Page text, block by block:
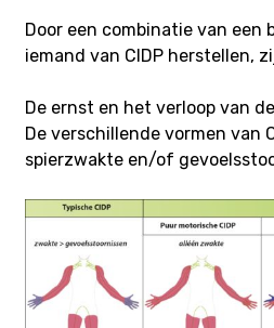
Door een combinatie van
iemand van CIDP herstellen,
De ernst en het verloop van
De verschillende vormen van
spierzwakte en/of